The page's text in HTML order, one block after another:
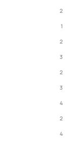
2
1
2
3
2
3
4
2
4